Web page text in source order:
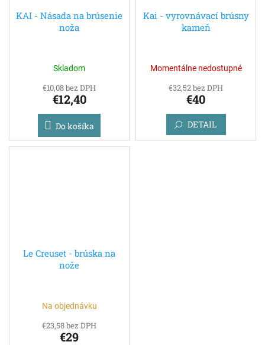
KAI - Násada na brúsenie
noža
Skladom
€10,08 bez DPH
€12,40
Do košíka
Kai - vyrovnávací brúsny
kameň
Momentálne nedostupné
€32,52 bez DPH
€40
DETAIL
Le Creuset - brúska na
nože
Na objednávku
€23,58 bez DPH
€29